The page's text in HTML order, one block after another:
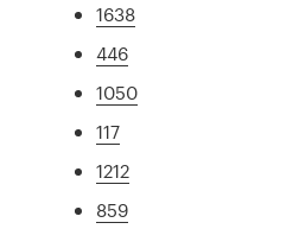
1638
446
1050
117
1212
859